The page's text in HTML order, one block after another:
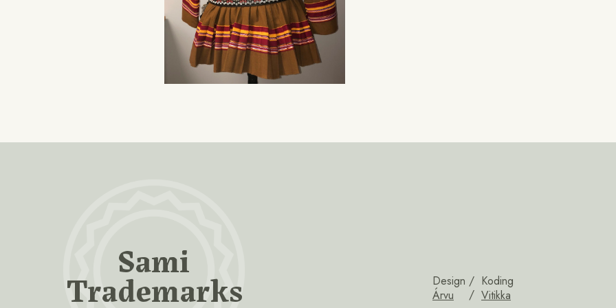
Sami
Trademarks
Design
Árvu
Koding
Vitikka